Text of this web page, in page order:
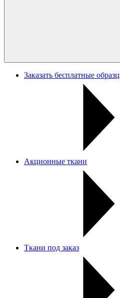
Заказать бесплатные
Акционные ткани
Ткани под заказ